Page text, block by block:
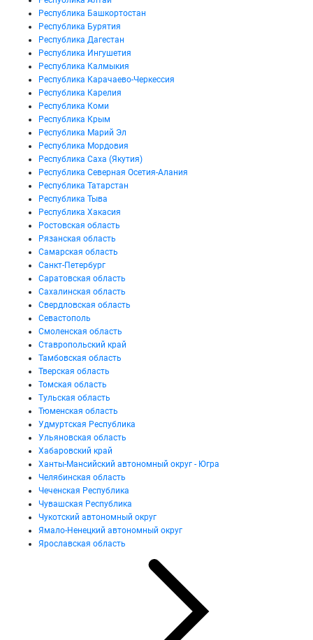
Республика Башкортостан
Республика Бурятия
Республика Дагестан
Республика Ингушетия
Республика Калмыкия
Республика Карачаево-Черкессия
Республика Карелия
Республика Коми
Республика Крым
Республика Марий Эл
Республика Мордовия
Республика Саха (Якутия)
Республика Северная Осетия-Алания
Республика Татарстан
Республика Тыва
Республика Хакасия
Ростовская область
Рязанская область
Самарская область
Санкт-Петербург
Саратовская область
Сахалинская область
Свердловская область
Севастополь
Смоленская область
Ставропольский край
Тамбовская область
Тверская область
Томская область
Тульская область
Тюменская область
Удмуртская Республика
Ульяновская область
Хабаровский край
Ханты-Мансийский автономный округ - Югра
Челябинская область
Чеченская Республика
Чувашская Республика
Чукотский автономный округ
Ямало-Ненецкий автономный округ
Ярославская область